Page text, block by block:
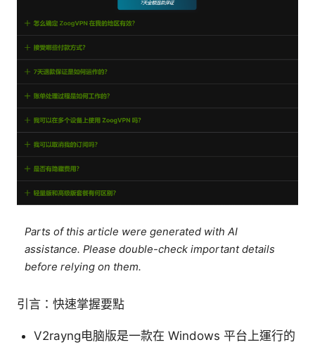
Parts of this article were generated with AI
assistance. Please double-check important details
before relying on them.
引言：快速掌握要點
V2rayng电脑版是一款在 Windows 平台上運行的